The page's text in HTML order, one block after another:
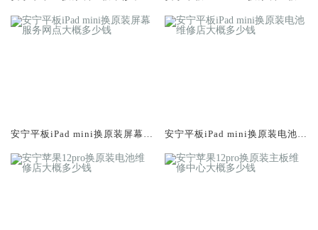
安宁平板iPad mini换原装屏幕服
安宁平板iPad mini换原装电池维